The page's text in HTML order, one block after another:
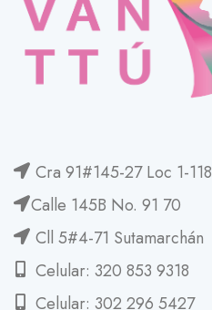
Cra 91#145-27 Loc 1-118
Calle 145B No. 91 70
Cll 5#4-71 Sutamarchán
Celular: 320 853 9318
Celular: 302 296 5427